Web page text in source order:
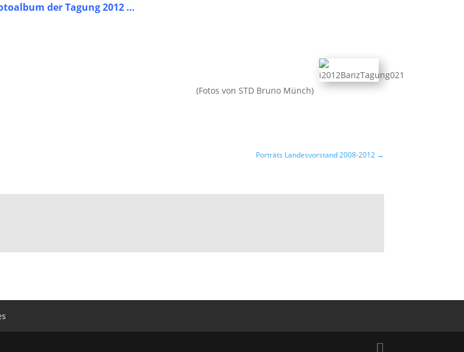
der Tagung 2012 …
(Fotos von STD Bruno Münch)
Porträts Landesvorstand 2008-2012→